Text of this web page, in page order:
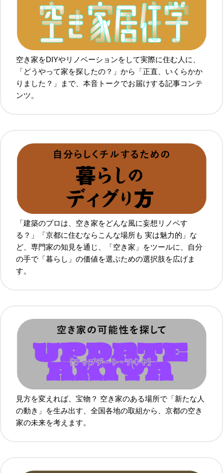
空き家をDIYやリノベーションをして実際に住む人に、
「どうやって家を探したの？」から「正直、いくらかか
りました？」まで、本音トークでお届けする記事コンテ
ンツ。
「建築のプロは、空き家をどんな風に妄想リノベす
る？」「京都に住むならこんな場所も 実は魅力的」な
ど、専門家の知見を通じ、「空き家」をツールに、自分
の手で「暮らし」の価値を選ぶための選択肢を広げま
す。
見方を変えれば、宝物？ 空き家のある場所で「新たな人
の動き」を生み出す、全国各地の取組から、京都の空き
家の未来を考えます。